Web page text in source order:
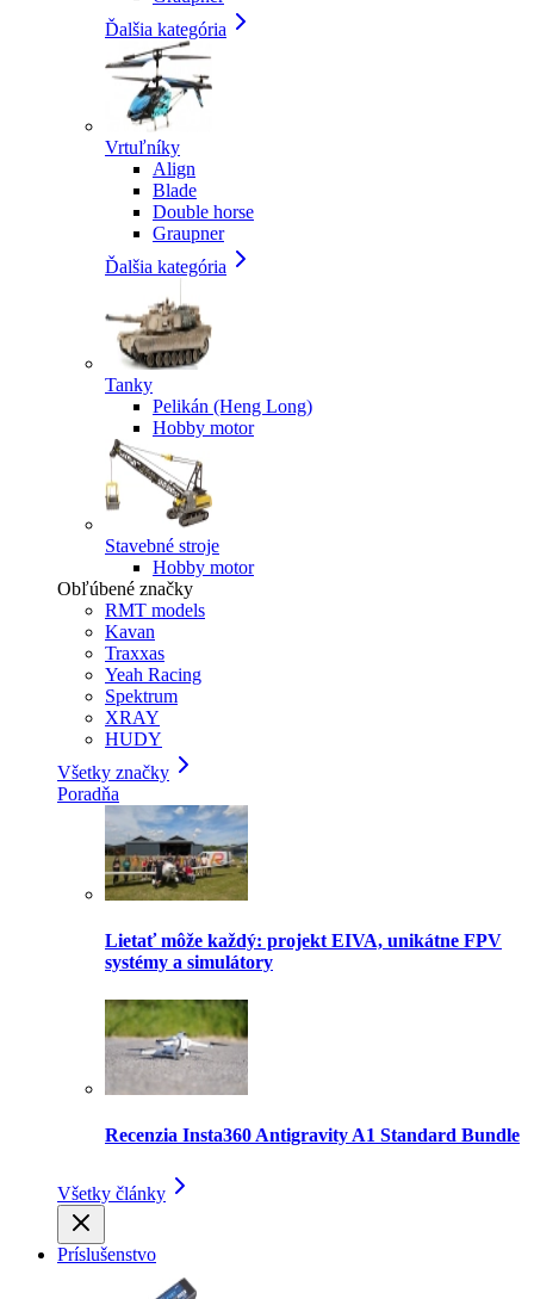
Ďalšia kategória
Vrtuľníky
Align
Blade
Double horse
Graupner
Ďalšia kategória
Tanky
Pelikán (Heng Long)
Hobby motor
Stavebné stroje
Hobby motor
Obľúbené značky
RMT models
Kavan
Traxxas
Yeah Racing
Spektrum
XRAY
HUDY
Všetky značky
Poradňa
Lietať môže každý: projekt EIVA, unikátne FPV
systémy a simulátory
Recenzia Insta360 Antigravity A1 Standard Bundle
Všetky články
Príslušenstvo